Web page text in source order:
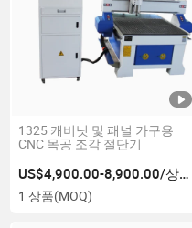
1325 캐비닛 및 패널 가구용
CNC 목공 조각 절단기
US$4,900.00-8,900.00/상품
1 상품(MOQ)